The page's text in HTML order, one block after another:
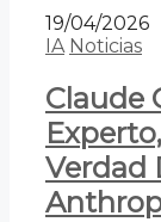
19/04/2026
IA Noticias
Claude
Verdad